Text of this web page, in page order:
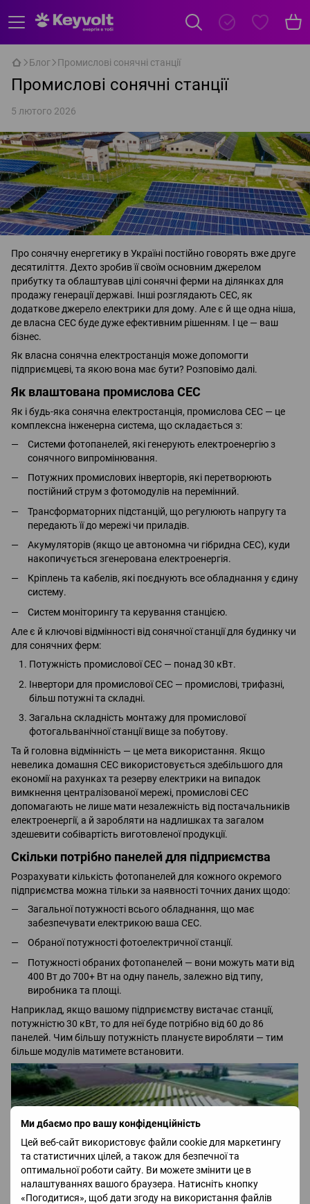
Ми дбаємо про вашу конфіденційність
Цей веб-сайт використовує файли cookie для маркетингу
та статистичних цілей, а також для безпечної та
оптимальної роботи сайту. Ви можете змінити це в
налаштуваннях вашого браузера. Натисніть кнопку
«Погодитися», щоб дати згоду на використання файлів
Блог Промислові сонячні станції
Промислові сонячні станції
5 лютого 2026
Про сонячну енергетику в Україні постійно говорять вже друге
десятиліття. Дехто зробив її своїм основним джерелом
прибутку та облаштував цілі сонячні ферми на ділянках для
продажу генерації державі. Інші розглядають СЕС, як
додаткове джерело електрики для дому. Але є й ще одна ніша,
де власна СЕС буде дуже ефективним рішенням. І це — ваш
бізнес.
Як власна сонячна електростанція може допомогти
підприємцеві, та якою вона має бути? Розповімо далі.
Як влаштована промислова СЕС
Як і будь-яка сонячна електростанція, промислова СЕС — це
комплексна інженерна система, що складається з:
Системи фотопанелей, які генерують електроенергію з
сонячного випромінювання.
Потужних промислових інверторів, які перетворюють
постійний струм з фотомодулів на перемінний.
Трансформаторних підстанцій, що регулюють напругу та
передають її до мережі чи приладів.
Акумуляторів (якщо це автономна чи гібридна СЕС), куди
накопичується згенерована електроенергія.
Кріплень та кабелів, які поєднують все обладнання у єдину
систему.
Систем моніторингу та керування станцією.
Але є й ключові відмінності від сонячної станції для будинку чи
для сонячних ферм:
Потужність промислової СЕС — понад 30 кВт.
Інвертори для промислової СЕС — промислові, трифазні,
більш потужні та складні.
Загальна складність монтажу для промислової
фотогальванічної станції вище за побутову.
Та й головна відмінність — це мета використання. Якщо
невелика домашня СЕС використовується здебільшого для
економії на рахунках та резерву електрики на випадок
вимкнення централізованої мережі, промислові СЕС
допомагають не лише мати незалежність від постачальників
електроенергії, а й заробляти на надлишках та загалом
здешевити собівартість виготовленої продукції.
Скільки потрібно панелей для підприємства
Розрахувати кількість фотопанелей для кожного окремого
підприємства можна тільки за наявності точних даних щодо:
Загальної потужності всього обладнання, що має
забезпечувати електрикою ваша СЕС.
Обраної потужності фотоелектричної станції.
Потужності обраних фотопанелей — вони можуть мати від
400 Вт до 700+ Вт на одну панель, залежно від типу,
виробника та площі.
Наприклад, якщо вашому підприємству вистачає станції,
потужністю 30 кВт, то для неї буде потрібно від 60 до 86
панелей. Чим більшу потужність плануєте виробляти — тим
більше модулів матимете встановити.